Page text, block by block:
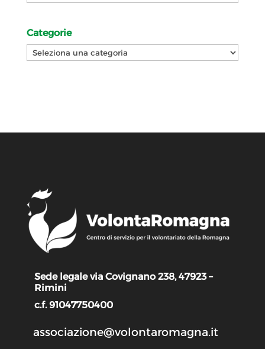
Categorie
Categorie
Sede legale via Covignano 238, 47923 –
Rimini
c.f. 91047750400
associazione@volontaromagna.it